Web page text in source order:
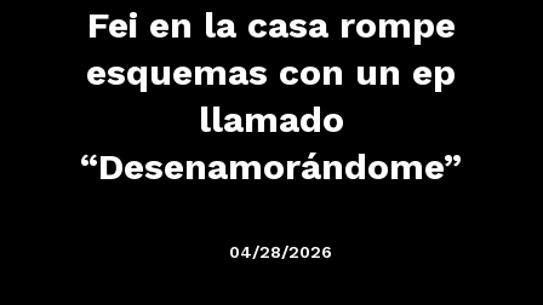
Fei en la casa rompe
esquemas con un ep
llamado
“Desenamorándome”
04/28/2026